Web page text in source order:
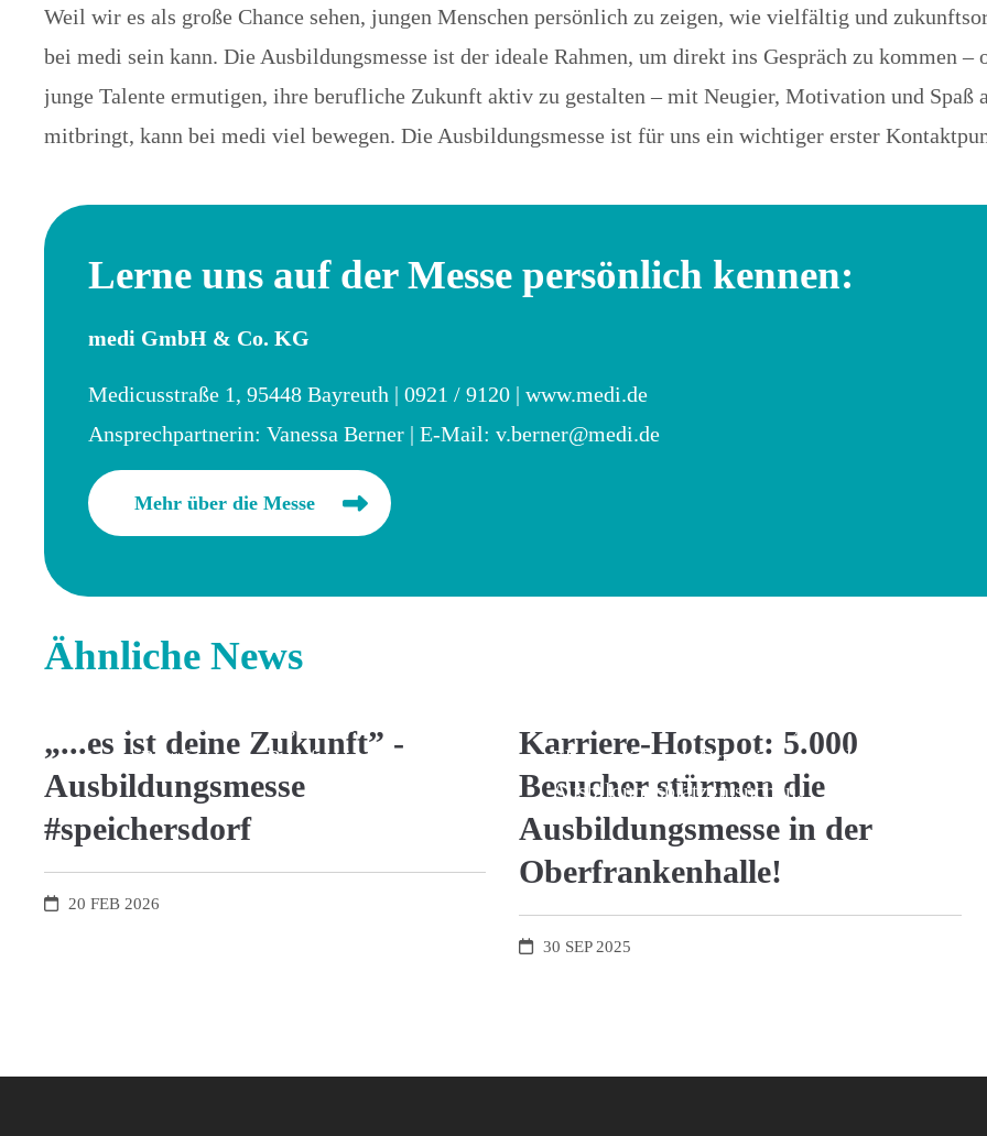
Weil wir es als große Chance sehen, jungen Menschen persönlich zu zeigen, wie vielfältig und
bei medi sein kann. Die Ausbildungsmesse ist der ideale Rahmen, um direkt ins Gespräch zu kommen
junge Talente ermutigen, ihre berufliche Zukunft aktiv zu gestalten – mit Neugier, Motivation und Spaß
mitbringt, kann bei medi viel bewegen. Die Ausbildungsmesse ist für uns ein wichtiger erster
Lerne uns auf der Messe persönlich kennen:
medi GmbH & Co. KG
Medicusstraße 1, 95448 Bayreuth | 0921 / 9120 | www.medi.de
Ansprechpartnerin: Vanessa Berner | E-Mail: v.berner@medi.de
Mehr über die Messe
Ähnliche News
Zukunftspläne: Mit der neuen
Zukunft“, erhält die Region erstmals eine
eigene Plattform zur Berufsorientierung.
„...es ist deine Zukunft” -
Ausbildungsmesse
#speichersdorf
20 FEB 2026
Rund 5.000 Menschen besuchten die
Plattform für Schülerinnen, Schüler und
Eltern, die nach Orientierung und
Ausbildungsplätzen suchen.
Karriere-Hotspot: 5.000
Besucher stürmen die
Ausbildungsmesse in der
Oberfrankenhalle!
30 SEP 2025